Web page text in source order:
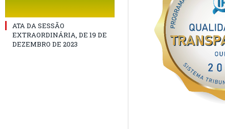
ATA DA SESSÃO
EXTRAORDINÁRIA, DE 19 DE
DEZEMBRO DE 2023